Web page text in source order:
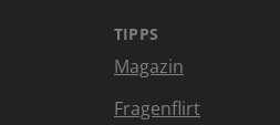
TIPPS
Magazin
Fragenflirt